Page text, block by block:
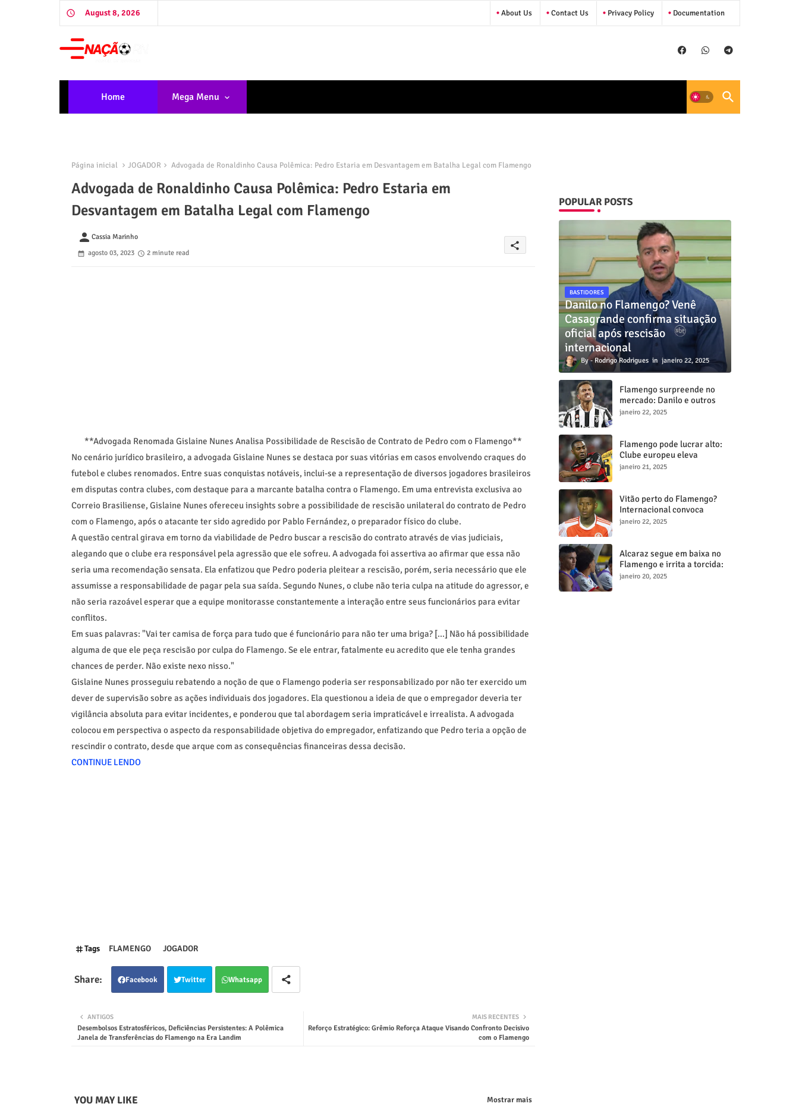
August 8, 2026 About Us Contact Us Privacy Policy Documentation
Home Mega Menu
Página inicial JOGADOR Advogada de Ronaldinho Causa Polêmica: Pedro Estaria em Desvantagem em Batalha Legal com Flamengo
Advogada de Ronaldinho Causa Polêmica: Pedro Estaria em
Desvantagem em Batalha Legal com Flamengo
person Cassia Marinho
agosto 03, 2023
2 minute read
share
**Advogada Renomada Gislaine Nunes Analisa Possibilidade de Rescisão de Contrato de Pedro com o Flamengo**
No cenário jurídico brasileiro, a advogada Gislaine Nunes se destaca por suas vitórias em casos envolvendo craques do
futebol e clubes renomados. Entre suas conquistas notáveis, inclui-se a representação de diversos jogadores brasileiros
em disputas contra clubes, com destaque para a marcante batalha contra o Flamengo. Em uma entrevista exclusiva ao
Correio Brasiliense, Gislaine Nunes ofereceu insights sobre a possibilidade de rescisão unilateral do contrato de Pedro
com o Flamengo, após o atacante ter sido agredido por Pablo Fernández, o preparador físico do clube.
A questão central girava em torno da viabilidade de Pedro buscar a rescisão do contrato através de vias judiciais,
alegando que o clube era responsável pela agressão que ele sofreu. A advogada foi assertiva ao afirmar que essa não
seria uma recomendação sensata. Ela enfatizou que Pedro poderia pleitear a rescisão, porém, seria necessário que ele
assumisse a responsabilidade de pagar pela sua saída. Segundo Nunes, o clube não teria culpa na atitude do agressor, e
não seria razoável esperar que a equipe monitorasse constantemente a interação entre seus funcionários para evitar
conflitos.
Em suas palavras: "Vai ter camisa de força para tudo que é funcionário para não ter uma briga? [...] Não há possibilidade
alguma de que ele peça rescisão por culpa do Flamengo. Se ele entrar, fatalmente eu acredito que ele tenha grandes
chances de perder. Não existe nexo nisso."
Gislaine Nunes prosseguiu rebatendo a noção de que o Flamengo poderia ser responsabilizado por não ter exercido um
dever de supervisão sobre as ações individuais dos jogadores. Ela questionou a ideia de que o empregador deveria ter
vigilância absoluta para evitar incidentes, e ponderou que tal abordagem seria impraticável e irrealista. A advogada
colocou em perspectiva o aspecto da responsabilidade objetiva do empregador, enfatizando que Pedro teria a opção de
rescindir o contrato, desde que arque com as consequências financeiras dessa decisão.
CONTINUE LENDO
Tags FLAMENGO JOGADOR
Facebook Twitter Whatsapp
MAIS RECENTES
Reforço Estratégico: Grêmio Reforça Ataque Visando Confronto Decisivo
com o Flamengo
ANTIGOS
Desembolsos Estratosféricos, Deficiências Persistentes: A Polêmica
Janela de Transferências do Flamengo na Era Landim
YOU MAY LIKE Mostrar mais
POPULAR POSTS
BASTIDORES
Danilo no Flamengo? Venê
Casagrande confirma situação
oficial após rescisão
internacional
Rodrigo Rodrigues janeiro 22, 2025
Flamengo surpreende no
mercado: Danilo e outros
dois craques estão a
janeiro 22, 2025
Flamengo pode lucrar alto:
Clube europeu eleva
proposta por Lorran para R$
janeiro 21, 2025
Vitão perto do Flamengo?
Internacional convoca
reunião decisiva para tentar
janeiro 22, 2025
Alcaraz segue em baixa no
Flamengo e irrita a torcida:
"Maior contratação, menor
janeiro 20, 2025